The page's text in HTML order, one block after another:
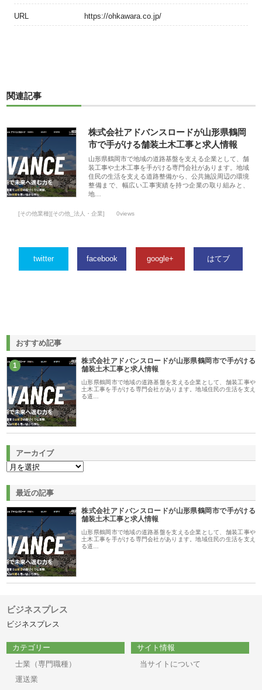
URL https://ohkawara.co.jp/
関連記事
株式会社アドバンスロードが山形県鶴岡
市で手がける舗装土木工事と求人情報
山形県鶴岡市で地域の道路基盤を支える企業として、舗
装工事や土木工事を手がける専門会社があります。地域
住民の生活を支える道路整備から、公共施設周辺の環境
整備まで、幅広い工事実績を持つ企業の取り組みと、
地…
[その他業種][その他_法人・企業] 0views
twitter facebook google+ はてブ
おすすめ記事
1
株式会社アドバンスロードが山形県鶴岡市で手がける
舗装土木工事と求人情報
山形県鶴岡市で地域の道路基盤を支える企業として、舗装工事や
土木工事を手がける専門会社があります。地域住民の生活を支え
る道…
アーカイブ
最近の記事
株式会社アドバンスロードが山形県鶴岡市で手がける
舗装土木工事と求人情報
山形県鶴岡市で地域の道路基盤を支える企業として、舗装工事や
土木工事を手がける専門会社があります。地域住民の生活を支え
る道…
ビジネスプレス
ビジネスプレス
カテゴリー
士業（専門職種）
運送業
サイト情報
当サイトについて